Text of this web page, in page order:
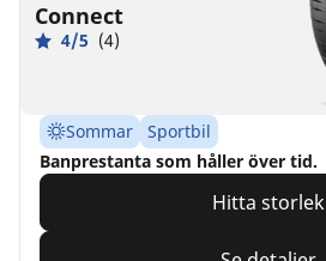
Connect
4/5 (4)
Sommar
Sportbil
Banprestanta som håller över tid.
Hitta storlek